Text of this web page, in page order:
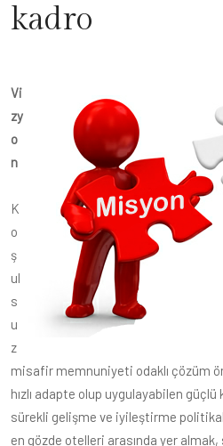
kadro
Vi
zy
o
n
K
o
ş
ul
s
u
z
misafir memnuniyeti odaklı çözüm
hızlı adapte olup uygulayabilen
sürekli gelişme ve iyileştirme
en gözde otelleri arasında yer